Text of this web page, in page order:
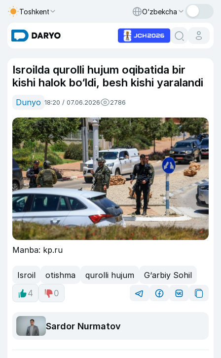
Toshkent O‘zbekcha
Isroilda qurolli hujum oqibatida bir
kishi halok bo‘ldi, besh kishi yaralandi
Dunyo 18:20 / 07.06.2026 2786
Manba: kp.ru
Isroil otishma qurolli hujum
G‘arbiy Sohil
4
0
Sardor Nurmatov